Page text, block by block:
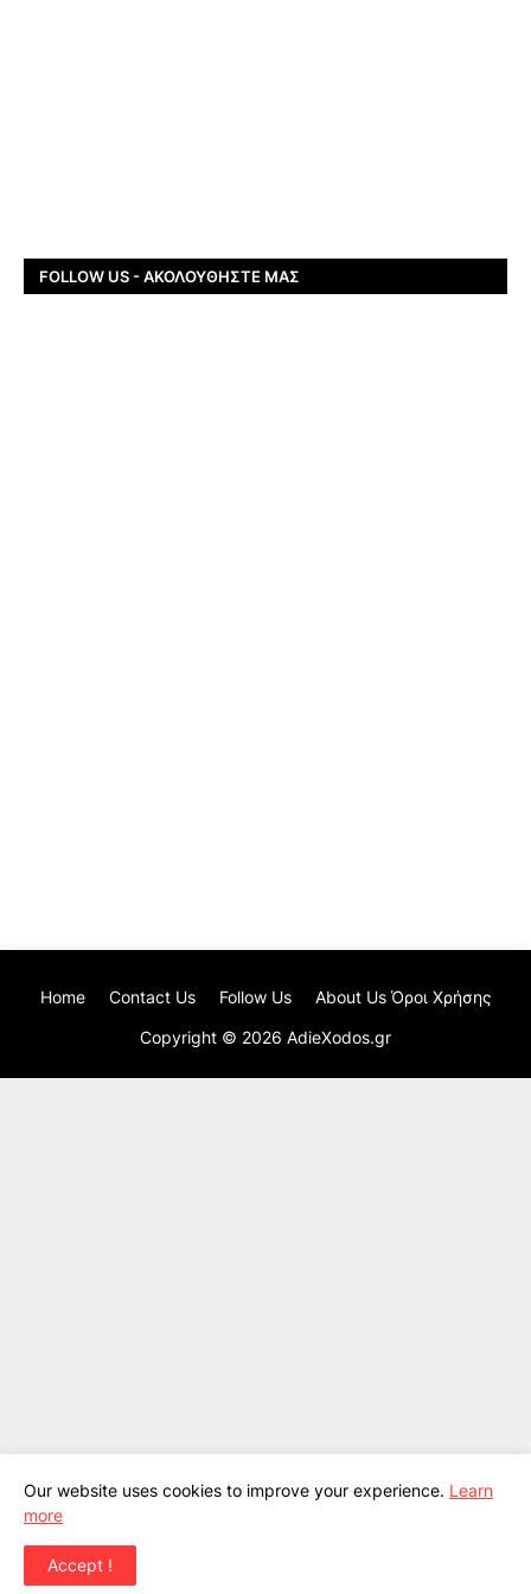
FOLLOW US - ΑΚΟΛΟΥΘΉΣΤΕ ΜΑΣ
Copyright © 2026 AdieXodos.gr
Home Contact Us Follow Us About Us Όροι Χρήσης
Our website uses cookies to improve your experience. Learn
more
Accept !